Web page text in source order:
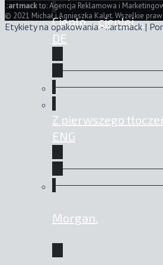
Ciepło… cieplej…
Z pierwszego
Morgan.
DE
ENG
.:artmackto: Agencja Reklamowa i
© 2021 Michał i Agnieszka Kalet. Wszelkie
Etykiety na opakowania - .:artmack |